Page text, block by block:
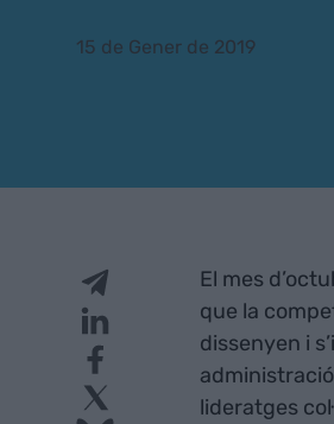
15 de Gener de 2019
El mes
que la
dissenyen i
lideratges